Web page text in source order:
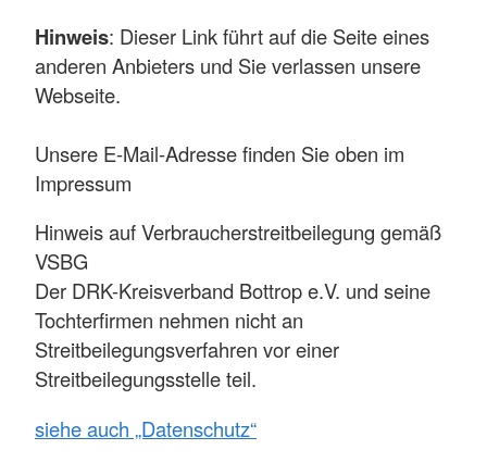
Hinweis: Dieser Link führt auf die Seite eines
anderen Anbieters und Sie verlassen unsere
Webseite.
Unsere E-Mail-Adresse finden Sie oben im
Impressum
Hinweis auf Verbraucherstreitbeilegung gemäß
VSBG
Der DRK-Kreisverband Bottrop e.V. und seine
Tochterfirmen nehmen nicht an
Streitbeilegungsverfahren vor einer
Streitbeilegungsstelle teil.
siehe auch „Datenschutz“